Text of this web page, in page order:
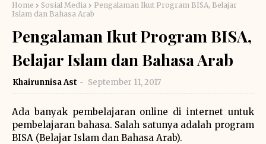
Home Sosial Media
Pengalaman Ikut Program BISA, Belajar
Islam dan Bahasa Arab
Pengalaman Ikut Program BISA,
Belajar Islam dan Bahasa Arab
Khairunnisa Ast September 11, 2017
Ada banyak pembelajaran online di internet untuk
pembelajaran bahasa. Salah satunya adalah program
BISA (Belajar Islam dan Bahasa Arab).